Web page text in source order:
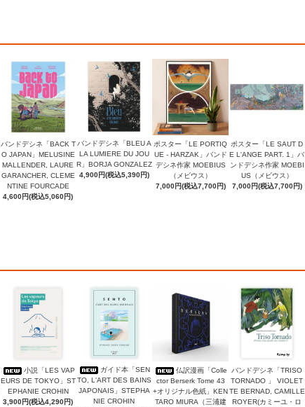
バンドデシネ「BACK T
O JAPAN」MELUSINE
MALLENDER, LAURE
GARANCHER, CLEME
NTINE FOURCADE
4,600円(税込5,060円)
バンドデシネ「BLEU A
LA LUMIERE DU JOU
R」BORJA GONZALEZ
4,900円(税込5,390円)
ポスター「LE PORTIQ
UE - HARZAK」バンド
デシネ作家 MOEBIUS
（メビウス）
7,000円(税込7,700円)
ポスター「LE SAUT D
E L'ANGE PART. 1」バ
ンドデシネ作家 MOEBI
US（メビウス）
7,000円(税込7,700円)
小説「LES VAP
EURS DE TOKYO」ST
EPHANIE CROHIN
3,900円(税込4,290円)
ガイド本「SEN
TO, L'ART DES BAINS
JAPONAIS」STEPHA
NIE CROHIN
仏訳漫画「Colle
ctor Berserk Tome 43
+オリジナル色紙」KEN
TARO MIURA（三浦建
バンドデシネ「TRISO
TORNADO 」 VIOLET
TE BERNAD, CAMILLE
ROYER(カミーユ・ロ